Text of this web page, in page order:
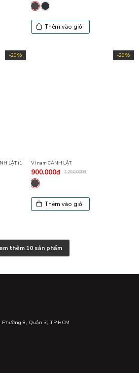
Thêm vào giỏ
-29%
LẬT (1
-29%
Ví nam CÁNH LẬT
900.000đ 1.260.000đ
Thêm vào giỏ
thêm 10 sản phẩm
8, Quận 3, TP.HCM